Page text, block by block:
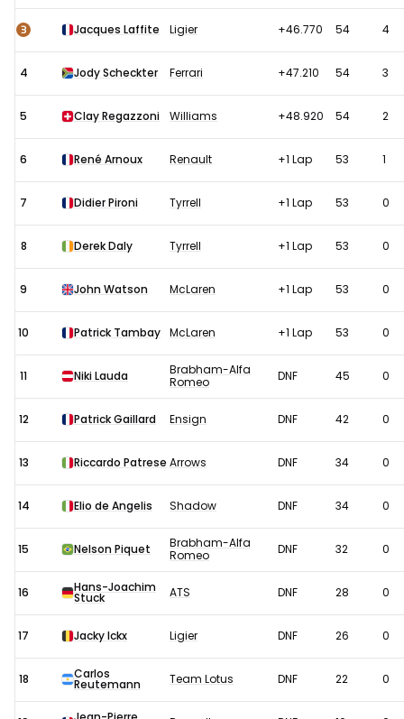
Race
3 Jacques Laffite Ligier +46.770 54 4
4 Jody Scheckter Ferrari +47.210 54 3
5 Clay Regazzoni Williams +48.920 54 2
6 René Arnoux Renault +1 Lap 53 1
7 Didier Pironi Tyrrell +1 Lap 53 0
8 Derek Daly Tyrrell +1 Lap 53 0
9 John Watson McLaren +1 Lap 53 0
10 Patrick Tambay McLaren +1 Lap 53 0
11 Niki Lauda
Brabham-Alfa
Romeo
DNF 45 0
12 Patrick Gaillard Ensign DNF 42 0
13 Riccardo Patrese Arrows DNF 34 0
14 Elio de Angelis Shadow DNF 34 0
15 Nelson Piquet
Brabham-Alfa
Romeo
DNF 32 0
16 Hans-Joachim
Stuck ATS DNF 28 0
17 Jacky Ickx Ligier DNF 26 0
18 Carlos
Reutemann Team Lotus DNF 22 0